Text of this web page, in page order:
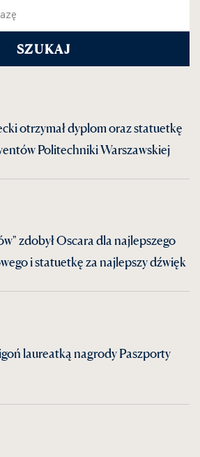
otrzymał dyplom oraz statuetkę
Politechniki Warszawskiej
zdobył Oscara dla najlepszego
i statuetkę za najlepszy dźwięk
laureatką nagrody Paszporty